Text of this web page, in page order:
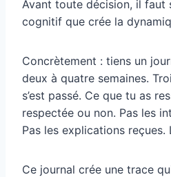
Avant toute décision, il
cognitif que crée la
Concrètement : tiens un
deux à quatre semaines.
s’est passé. Ce que tu as
respectée ou non. Pas les
Pas les explications
Ce journal crée une trace